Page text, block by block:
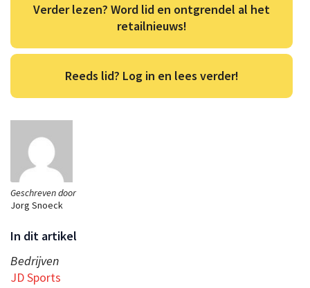
Geschreven door
Jorg Snoeck
In dit artikel
Bedrijven
JD Sports
Verder lezen? Word lid en ontgrendel al het
retailnieuws!
Reeds lid? Log in en lees verder!